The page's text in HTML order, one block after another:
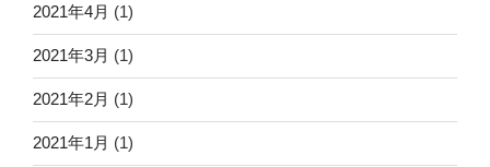
2021年4月 (1)
2021年3月 (1)
2021年2月 (1)
2021年1月 (1)